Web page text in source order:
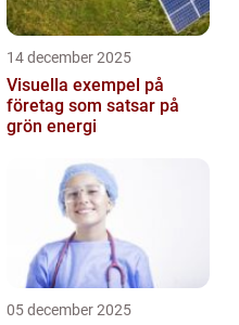
14 december 2025
Visuella exempel på
företag som satsar på
grön energi
05 december 2025